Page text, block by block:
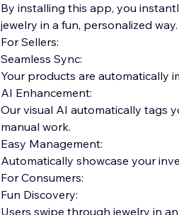
By installing this app, you
jewelry in a fun, personalized way.
For Sellers:
Seamless Sync:
Your products are automatically
AI Enhancement:
Our visual AI automatically tags
manual work.
Easy Management:
Automatically showcase your
For Consumers:
Fun Discovery:
Users swipe through jewelry in